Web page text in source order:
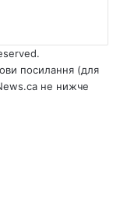
посилання (для
не нижче